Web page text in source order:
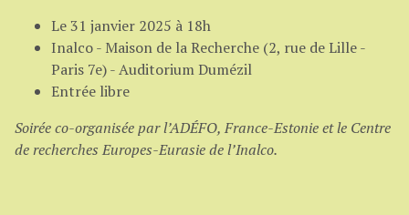
Le 31 janvier 2025 à 18h
Inalco - Maison de la Recherche (2, rue de Lille -
Paris 7e) - Auditorium Dumézil
Entrée libre
Soirée co-organisée par l’ADÉFO, France-Estonie et le Centre
de recherches Europes-Eurasie de l’Inalco.